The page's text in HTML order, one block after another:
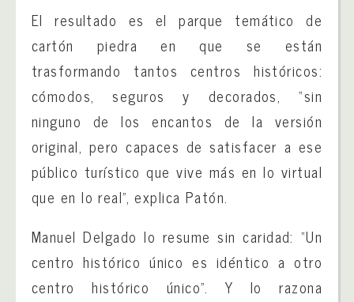
El resultado es el parque temático de
cartón piedra en que se están
trasformando tantos centros históricos:
cómodos, seguros y decorados, “sin
ninguno de los encantos de la versión
original, pero capaces de satisfacer a ese
público turístico que vive más en lo virtual
que en lo real”, explica Patón.
Manuel Delgado lo resume sin caridad: “Un
centro histórico único es idéntico a otro
centro histórico único”. Y lo razona